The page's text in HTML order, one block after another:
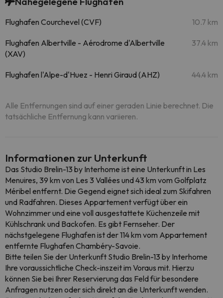
Flughafen Courchevel (CVF) 10.7 km
Flughafen Albertville - Aérodrome d'Albertville
(XAV)
37.4 km
Flughafen l'Alpe-d'Huez - Henri Giraud (AHZ) 44.4 km
Alle Entfernungen sind auf einer geraden Linie berechnet. Die
tatsächliche Entfernung kann variieren.
Informationen zur Unterkunft
Das Studio Brelin-13 by Interhome ist eine Unterkunft in Les
Menuires, 39 km von Les 3 Vallées und 43 km vom Golfplatz
Méribel entfernt. Die Gegend eignet sich ideal zum Skifahren
und Radfahren. Dieses Appartement verfügt über ein
Wohnzimmer und eine voll ausgestattete Küchenzeile mit
Kühlschrank und Backofen. Es gibt Fernseher. Der
nächstgelegene Flughafen ist der 114 km vom Appartement
entfernte Flughafen Chambéry-Savoie.
Bitte teilen Sie der Unterkunft Studio Brelin-13 by Interhome
Ihre voraussichtliche Check-inszeit im Voraus mit. Hierzu
können Sie bei Ihrer Reservierung das Feld für besondere
Anfragen nutzen oder sich direkt an die Unterkunft wenden.